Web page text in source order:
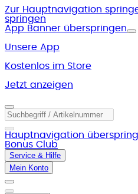
Zur Hauptnavigation
springen
App Banner überspringen
Unsere App
Kostenlos im Store
Jetzt anzeigen
Hauptnavigation
Bonus Club
Service & Hilfe
Mein Konto